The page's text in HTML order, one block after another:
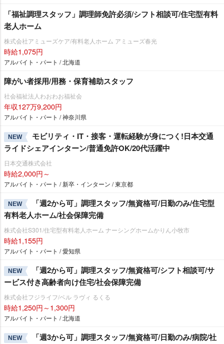
「福祉調理スタッフ」調理師免許必須/シフト相談可/住宅型有料
老人ホーム
株式会社アミューズケア/有料老人ホーム アミューズ春光
時給1,075円
アルバイト・パート / 北海道
障がい者採用/用務・保育補助スタッフ
社会福祉法人わおわお福祉会
年収127万9,200円
アルバイト・パート / 神奈川県
NEW
モビリティ・IT・接客・運転経験が身につく!日本交通
ライドシェアインターン/普通免許OK/20代活躍中
日本交通株式会社
時給2,000円～
アルバイト・パート / 新卒・インターン / 東京都
NEW
「週2から可」調理スタッフ/無資格可/日勤のみ/住宅型
有料老人ホーム/社会保障完備
株式会社S301/住宅型有料老人ホーム ナーシングホームかりん小牧市
時給1,155円
アルバイト・パート / 愛知県
NEW
「週2から可」調理スタッフ/無資格可/シフト相談可/サ
ービス付き高齢者向け住宅/社会保障完備
株式会社フジライフ/ベル ラヴィ るくる
時給1,250円～1,300円
アルバイト・パート / 北海道
NEW
「週3から可」調理スタッフ/無資格可/日勤のみ/病院/社